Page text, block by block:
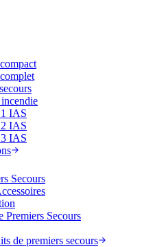
IAS
IAS
IAS
Secours
Premiers Secours
de premiers secours